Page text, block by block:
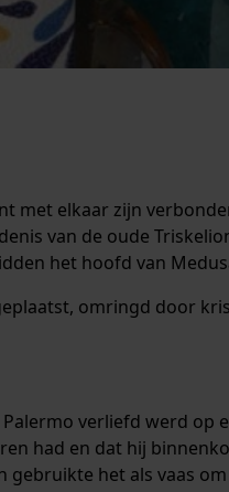
met elkaar zijn
van de oude
het hoofd van
omringd door
verliefd werd op
had en dat hij
het als vaas